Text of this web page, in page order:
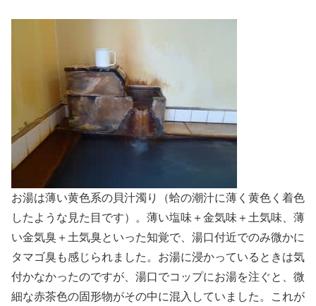
お湯は薄い黄色系の貝汁濁り（蛤の潮汁に薄く黄色く着色
したような見た目です）。薄い塩味＋金気味＋土気味、薄
い金気臭＋土気臭といった知覚で、湯口付近でのみ微かに
タマゴ臭も感じられました。お湯に浸かっているときは気
付かなかったのですが、湯口でコップにお湯を注ぐと、微
細な赤茶色の固形物がその中に混入していました。これが